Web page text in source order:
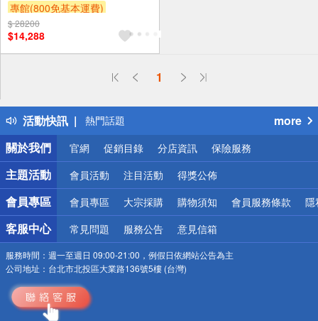
專館(800免基本運費)
滿額9折
$ 28200
$14,288
1
活動快訊
偏遠地區配送
得獎公告
熱門話題
銀行優惠
偏遠地區配送
詐騙網頁！請小心！
more
關於我們
官網 促銷目錄 分店資訊 保險服務
主題活動 會員活動 注目活動 得獎公佈
會員專區 會員專區 大宗採購 購物須知 會員服務條款 隱
客服中心 常見問題 服務公告 意見信箱
服務時間： 週一至週日 09:00-21:00，例假日依網站公告為主
公司地址： 台北市北投區大業路136號5樓 (台灣)